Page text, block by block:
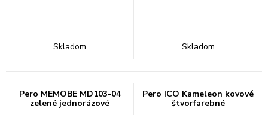
Skladom Skladom
Pero MEMOBE MD103-04
zelené jednorázové
Pero ICO Kameleon kovové
štvorfarebné